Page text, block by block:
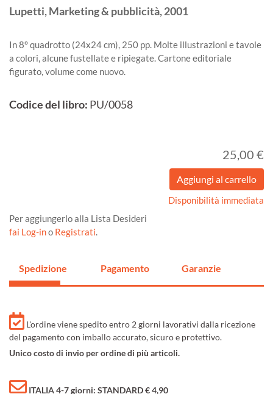
Lupetti, Marketing & pubblicità,2001
In 8° quadrotto (24x24 cm), 250 pp. Molte illustrazioni e tavole
a colori, alcune fustellate e ripiegate. Cartone editoriale
figurato, volume come nuovo.
Codice del libro: PU/0058
25,00 €
Disponibilità immediata
Per aggiungerlo alla Lista Desideri
fai Log-ino Registrati.
Spedizione Pagamento Garanzie
L'ordine viene spedito entro 2 giorni lavorativi dalla ricezione
del pagamento con imballo accurato, sicuro e protettivo.
Unico costo di invio per ordine di più articoli.
ITALIA 4-7 giorni: STANDARD € 4,90